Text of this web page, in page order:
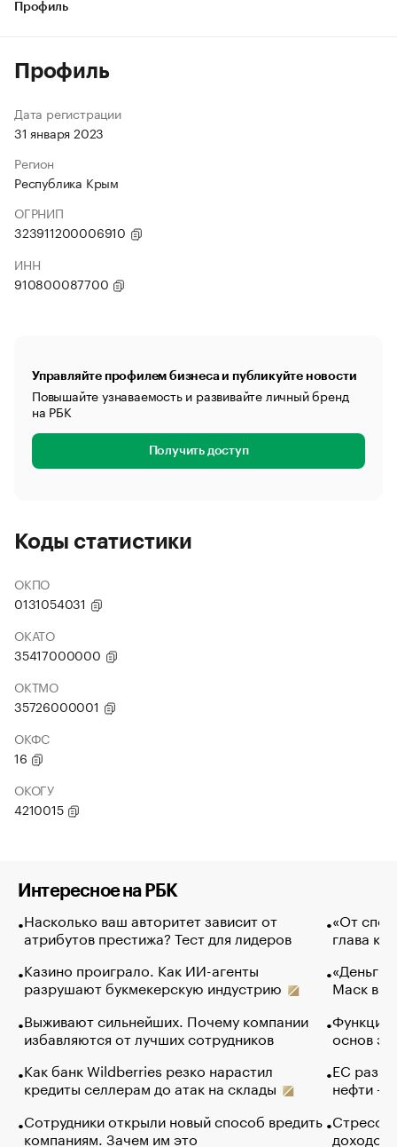
Профиль
Профиль
Дата регистрации
31 января 2023
Регион
Республика Крым
ОГРНИП
323911200006910
ИНН
910800087700
Управляйте профилем бизнеса и публикуйте новости
Повышайте узнаваемость и развивайте личный бренд
на РБК
Получить доступ
Коды статистики
ОКПО
0131054031
ОКАТО
35417000000
ОКТМО
35726000001
ОКФС
16
ОКОГУ
4210015
Интересное на РБК
Насколько ваш авторитет зависит от
атрибутов престижа? Тест для лидеров
Казино проиграло. Как ИИ-агенты
разрушают букмекерскую индустрию
Выживают сильнейших. Почему компании
избавляются от лучших сотрудников
Как банк Wildberries резко нарастил
кредиты селлерам до атак на склады
Сотрудники открыли новый способ вредить
компаниям. Зачем им это
«От
глава
«Деньги
Маск в
Функции
основ
ЕС
нефти —
Стресс
доходов